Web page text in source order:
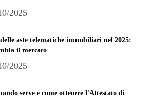
2025
aste telematiche immobiliari nel 2025:
il mercato
2025
serve e come ottenere l'Attestato di